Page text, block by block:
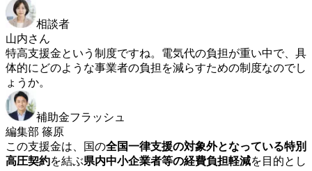
相談者
山内さん
特高支援金という制度ですね。電気代の負担が重い中で、具
体的にどのような事業者の負担を減らすための制度なのでし
ょうか。
補助金フラッシュ
編集部 篠原
この支援金は、国の全国一律支援の対象外となっている特別
高圧契約を結ぶ県内中小企業者等の経費負担軽減を目的とし